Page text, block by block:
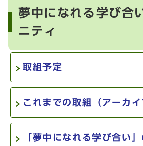
夢中になれる学び合
ニティ
取組予定
これまでの取組（アーカイ
「夢中になれる学び合い